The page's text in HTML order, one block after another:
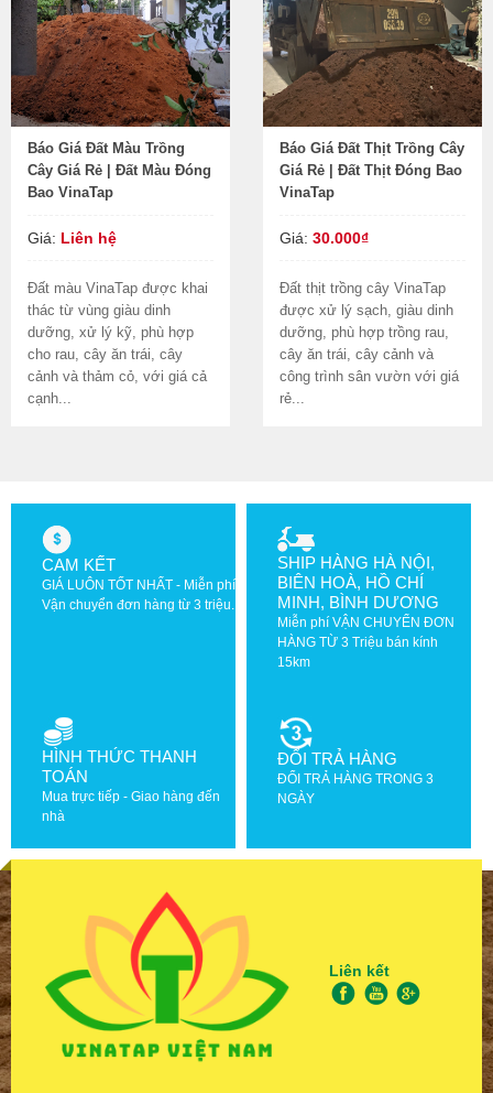
Báo Giá Đất Màu Trồng
Cây Giá Rẻ | Đất Màu Đóng
Bao VinaTap
Giá: Liên hệ
Đất màu VinaTap được khai
thác từ vùng giàu dinh
dưỡng, xử lý kỹ, phù hợp
cho rau, cây ăn trái, cây
cảnh và thảm cỏ, với giá cả
cạnh...
Báo Giá Đất Thịt Trồng Cây
Giá Rẻ | Đất Thịt Đóng Bao
VinaTap
Giá: 30.000₫
Đất thịt trồng cây VinaTap
được xử lý sạch, giàu dinh
dưỡng, phù hợp trồng rau,
cây ăn trái, cây cảnh và
công trình sân vườn với giá
rẻ...
CAM KẾT
GIÁ LUÔN TỐT NHẤT - Miễn phí
Vận chuyển đơn hàng từ 3 triệu.
SHIP HÀNG HÀ NỘI,
BIÊN HOÀ, HỒ CHÍ
MINH, BÌNH DƯƠNG
Miễn phí VẬN CHUYỂN ĐƠN
HÀNG TỪ 3 Triệu bán kính
15km
HÌNH THỨC THANH
TOÁN
Mua trực tiếp - Giao hàng đến
nhà
ĐỔI TRẢ HÀNG
ĐỔI TRẢ HÀNG TRONG 3
NGÀY
Liên kết